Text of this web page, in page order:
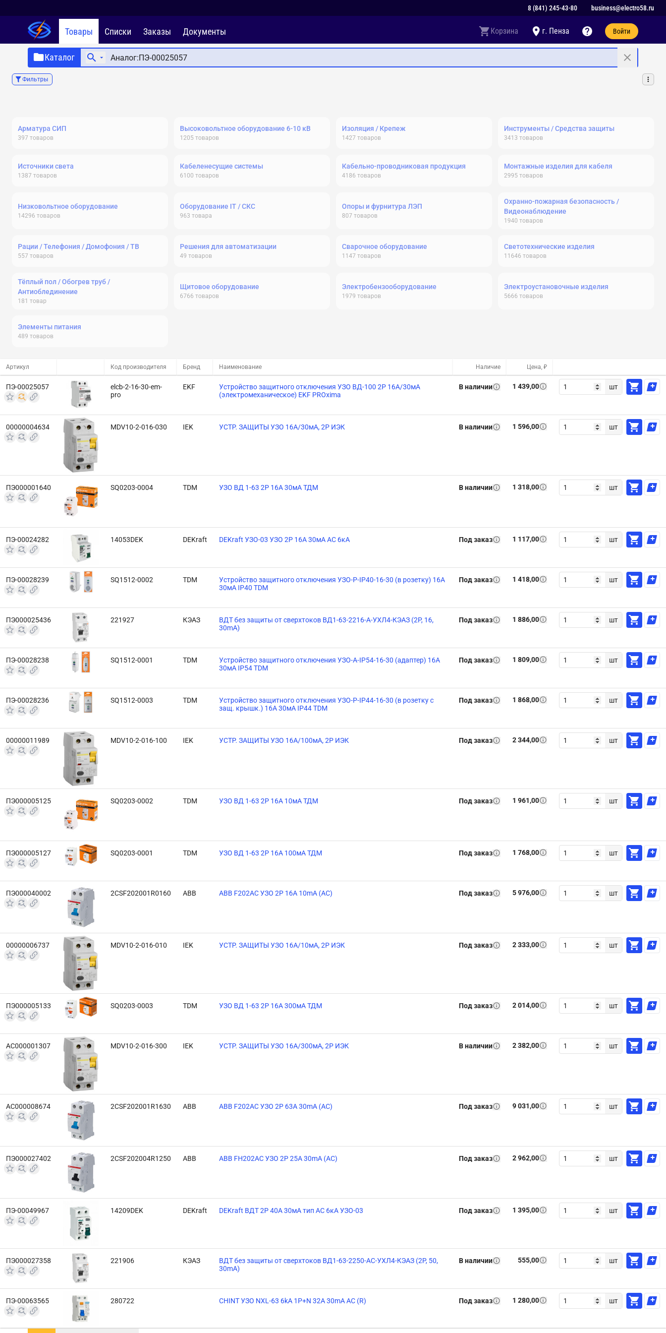
8 (841) 245-43-80 business@electro58.ru
Товары Списки Заказы Документы Корзина г. Пенза Войти
Каталог
Фильтры
Арматура СИП
397 товаров
Высоковольтное оборудование 6-10 кВ
1205 товаров
Изоляция / Крепеж
1427 товаров
Инструменты / Средства защиты
3413 товаров
Источники света
1387 товаров
Кабеленесущие системы
6100 товаров
Кабельно-проводниковая продукция
4186 товаров
Монтажные изделия для кабеля
2995 товаров
Низковольтное оборудование
14296 товаров
Оборудование IT / СКС
963 товара
Опоры и фурнитура ЛЭП
807 товаров
Охранно-пожарная безопасность /
Видеонаблюдение
1940 товаров
Рации / Телефония / Домофония / ТВ
557 товаров
Решения для автоматизации
49 товаров
Сварочное оборудование
1147 товаров
Светотехнические изделия
11646 товаров
Тёплый пол / Обогрев труб /
Антиоблединение
181 товар
Щитовое оборудование
6766 товаров
Электробензооборудование
1979 товаров
Электроустановочные изделия
5666 товаров
Элементы питания
489 товаров
Артикул Код производителя Бренд Наименование Наличие Цена, ₽
ПЭ-00025057
elcb-2-16-30-em-
pro
EKF
Устройство защитного отключения УЗО ВД-100 2P 16А/30мА
(электромеханическое) EKF PROxima
В наличии 1 439,00 шт
00000004634 MDV10-2-016-030 IEK УСТР. ЗАЩИТЫ УЗО 16А/30мА, 2Р ИЭК В наличии 1 596,00 шт
ПЭ000001640 SQ0203-0004 TDM УЗО ВД 1-63 2Р 16А 30мА ТДМ В наличии 1 318,00 шт
ПЭ-00024282 14053DEK DEKraft DEKraft УЗО-03 УЗО 2P 16А 30мА AC 6кА Под заказ 1 117,00 шт
ПЭ-00028239 SQ1512-0002 TDM
Устройство защитного отключения УЗО-Р-IP40-16-30 (в розетку) 16А
30мА IP40 TDM
Под заказ 1 418,00 шт
ПЭ000025436 221927 КЭАЗ
ВДТ без защиты от сверхтоков ВД1-63-2216-А-УХЛ4-КЭАЗ (2P, 16,
30mA)
Под заказ 1 886,00 шт
ПЭ-00028238 SQ1512-0001 TDM
Устройство защитного отключения УЗО-А-IP54-16-30 (адаптер) 16А
30мА IP54 TDM
Под заказ 1 809,00 шт
ПЭ-00028236 SQ1512-0003 TDM
Устройство защитного отключения УЗО-Р-IP44-16-30 (в розетку с
защ. крышк.) 16А 30мА IP44 TDM
Под заказ 1 868,00 шт
00000011989 MDV10-2-016-100 IEK УСТР. ЗАЩИТЫ УЗО 16А/100мА, 2Р ИЭК Под заказ 2 344,00 шт
ПЭ000005125 SQ0203-0002 TDM УЗО ВД 1-63 2Р 16А 10мА ТДМ Под заказ 1 961,00 шт
ПЭ000005127 SQ0203-0001 TDM УЗО ВД 1-63 2Р 16А 100мА ТДМ Под заказ 1 768,00 шт
ПЭ000040002 2CSF202001R0160 ABB ABB F202AC УЗО 2Р 16А 10mA (AC) Под заказ 5 976,00 шт
00000006737 MDV10-2-016-010 IEK УСТР. ЗАЩИТЫ УЗО 16А/10мА, 2Р ИЭК Под заказ 2 333,00 шт
ПЭ000005133 SQ0203-0003 TDM УЗО ВД 1-63 2Р 16А 300мА ТДМ Под заказ 2 014,00 шт
АС000001307 MDV10-2-016-300 IEK УСТР. ЗАЩИТЫ УЗО 16А/300мА, 2Р ИЭК В наличии 2 382,00 шт
АС000008674 2CSF202001R1630 ABB ABB F202AC УЗО 2Р 63А 30mA (AC) Под заказ 9 031,00 шт
ПЭ000027402 2CSF202004R1250 ABB ABB FH202AC УЗО 2P 25A 30mA (AC) Под заказ 2 962,00 шт
ПЭ-00049967 14209DEK DEKraft DEKraft ВДТ 2P 40А 30мА тип AC 6кА УЗО-03 Под заказ 1 395,00 шт
ПЭ000027358 221906 КЭАЗ
ВДТ без защиты от сверхтоков ВД1-63-2250-АС-УХЛ4-КЭАЗ (2P, 50,
30mA)
В наличии 555,00 шт
ПЭ-00063565 280722 CHINT УЗО NXL-63 6kA 1P+N 32A 30mA AC (R) Под заказ 1 280,00 шт